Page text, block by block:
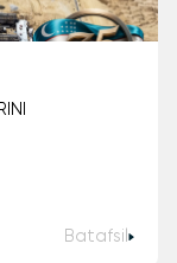
Batafsil